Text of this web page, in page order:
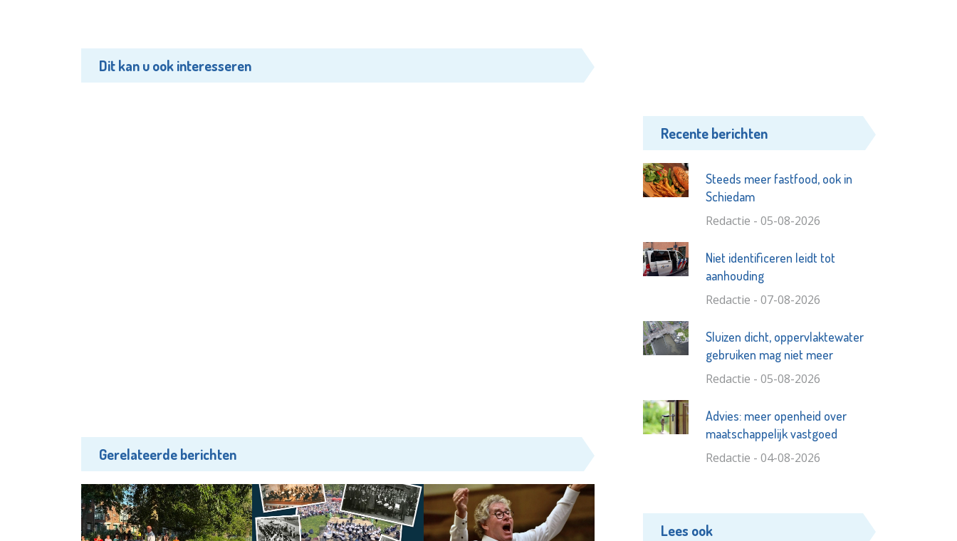
Dit kan u ook interesseren
Gerelateerde berichten
Recente berichten
Steeds meer fastfood, ook in
Schiedam
Redactie - 05-08-2026
Niet identificeren leidt tot
aanhouding
Redactie - 07-08-2026
Sluizen dicht, oppervlaktewater
gebruiken mag niet meer
Redactie - 05-08-2026
Advies: meer openheid over
maatschappelijk vastgoed
Redactie - 04-08-2026
Lees ook